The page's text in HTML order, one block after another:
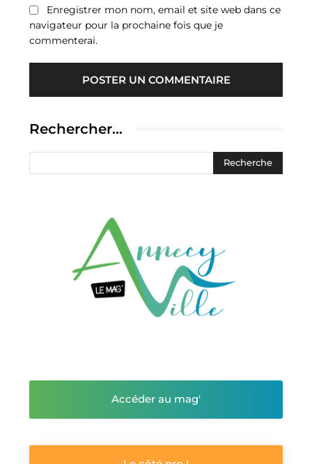
Enregistrer mon nom, email et site web dans ce
navigateur pour la prochaine fois que je
commenterai.
Rechercher…
Accéder au mag'